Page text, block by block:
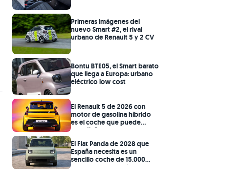
Primeras imágenes del
nuevo Smart #2, el rival
urbano de Renault 5 y 2 CV
Bontu BTE05, el Smart barato
que llega a Europa: urbano
eléctrico low cost
El Renault 5 de 2026 con
motor de gasolina híbrido
es el coche que puede
sacudir Europa con un
diseño retro
El Fiat Panda de 2028 que
España necesita es un
sencillo coche de 15.000
euros con motor de